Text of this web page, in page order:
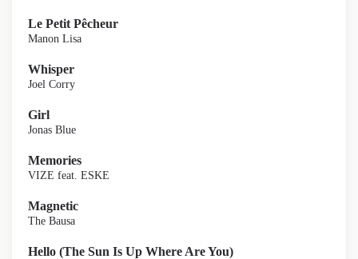
Le Petit Pêcheur
Manon Lisa
Whisper
Joel Corry
Girl
Jonas Blue
Memories
VIZE feat. ESKE
Magnetic
The Bausa
Hello (The Sun Is Up Where Are You)